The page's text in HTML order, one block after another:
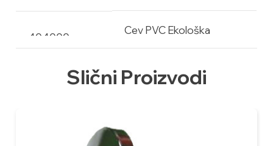
404000
Cev PVC Ekološka
Slični Proizvodi